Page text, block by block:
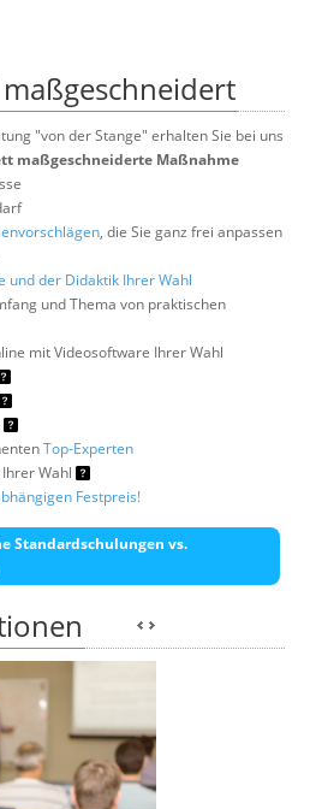
"von der Stange" erhalten Sie bei uns
maßgeschneiderte Maßnahme
, die Sie ganz frei anpassen
und der Didaktik Ihrer Wahl
und Thema von praktischen
mit Videosoftware Ihrer Wahl
Top-Experten
Wahl
Festpreis!
Standardschulungen vs.